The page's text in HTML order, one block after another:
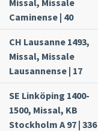
Missal, Missale
Caminense | 40
CH Lausanne 1493,
Missal, Missale
Lausannense | 17
SE Linköping 1400-
1500, Missal, KB
Stockholm A 97 | 336